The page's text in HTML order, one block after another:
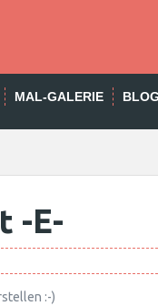
MAL-GALERIE BLOG
-E-
:-)